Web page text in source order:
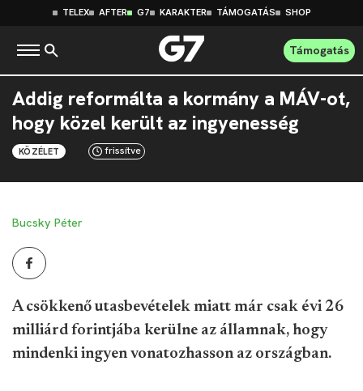
TELEX AFTER G7 KARAKTER TÁMOGATÁS SHOP
Támogatás
Addig reformálta a kormány a MÁV-ot,
hogy közel került az ingyenesség
KÖZÉLET frissítve
Bucsky Péter
A csökkenő utasbevételek miatt már csak évi 26
milliárd forintjába kerülne az államnak, hogy
mindenki ingyen vonatozhasson az országban.